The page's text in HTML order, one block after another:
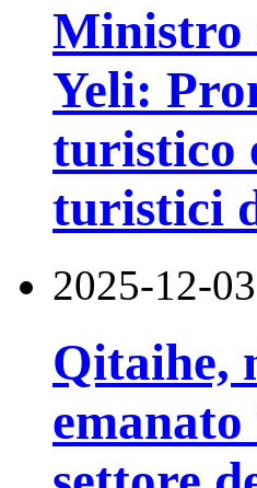
Ministro
Yeli:
turistico
turistici
2025-12-03
Qitaihe,